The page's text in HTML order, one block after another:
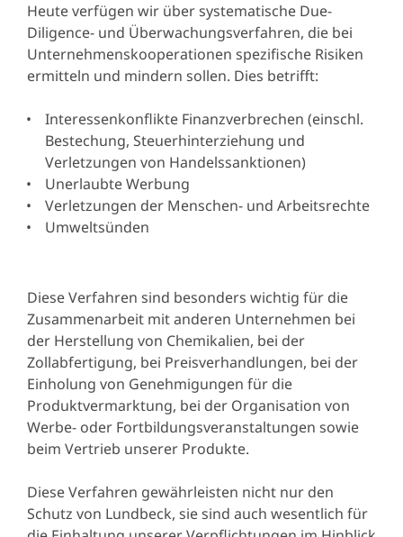
Heute verfügen wir über systematische Due-
Diligence- und Überwachungsverfahren, die bei
Unternehmenskooperationen spezifische Risiken
ermitteln und mindern sollen. Dies betrifft:
Interessenkonflikte Finanzverbrechen (einschl.
Bestechung, Steuerhinterziehung und
Verletzungen von Handelssanktionen)
Unerlaubte Werbung
Verletzungen der Menschen- und Arbeitsrechte
Umweltsünden
Diese Verfahren sind besonders wichtig für die
Zusammenarbeit mit anderen Unternehmen bei
der Herstellung von Chemikalien, bei der
Zollabfertigung, bei Preisverhandlungen, bei der
Einholung von Genehmigungen für die
Produktvermarktung, bei der Organisation von
Werbe- oder Fortbildungsveranstaltungen sowie
beim Vertrieb unserer Produkte.
Diese Verfahren gewährleisten nicht nur den
Schutz von Lundbeck, sie sind auch wesentlich für